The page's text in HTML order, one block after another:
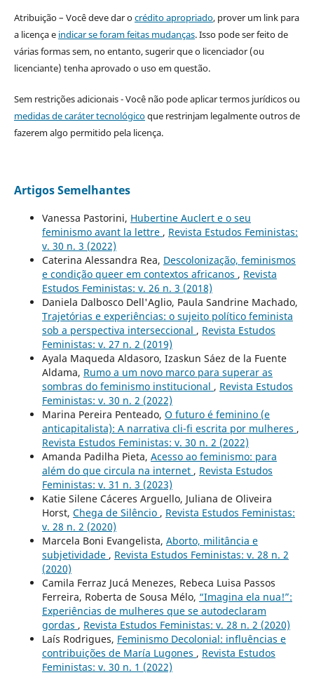
Atribuição – Você deve dar ocrédito apropriado, prover um link para
a licença e indicar se foram feitas mudanças. Isso pode ser feito de
várias formas sem, no entanto, sugerir que o licenciador (ou
licenciante) tenha aprovado o uso em questão.
Sem restrições adicionais - Você não pode aplicar termos jurídicos ou
medidas de caráter tecnológicoque restrinjam legalmente outros de
fazerem algo permitido pela licença.
Artigos Semelhantes
Vanessa Pastorini, Hubertine Auclert e o seu
feminismo avant la lettre , Revista Estudos Feministas:
v. 30 n. 3 (2022)
Caterina Alessandra Rea, Descolonização, feminismos
e condição queer em contextos africanos , Revista
Estudos Feministas: v. 26 n. 3 (2018)
Daniela Dalbosco Dell'Aglio, Paula Sandrine Machado,
Trajetórias e experiências: o sujeito político feminista
sob a perspectiva interseccional , Revista Estudos
Feministas: v. 27 n. 2 (2019)
Ayala Maqueda Aldasoro, Izaskun Sáez de la Fuente
Aldama, Rumo a um novo marco para superar as
sombras do feminismo institucional , Revista Estudos
Feministas: v. 30 n. 2 (2022)
Marina Pereira Penteado, O futuro é feminino (e
anticapitalista): A narrativa cli-fi escrita por mulheres ,
Revista Estudos Feministas: v. 30 n. 2 (2022)
Amanda Padilha Pieta, Acesso ao feminismo: para
além do que circula na internet , Revista Estudos
Feministas: v. 31 n. 3 (2023)
Katie Silene Cáceres Arguello, Juliana de Oliveira
Horst, Chega de Silêncio , Revista Estudos Feministas:
v. 28 n. 2 (2020)
Marcela Boni Evangelista, Aborto, militância e
subjetividade , Revista Estudos Feministas: v. 28 n. 2
(2020)
Camila Ferraz Jucá Menezes, Rebeca Luisa Passos
Ferreira, Roberta de Sousa Mélo, “Imagina ela nua!”:
Experiências de mulheres que se autodeclaram
gordas , Revista Estudos Feministas: v. 28 n. 2 (2020)
Laís Rodrigues, Feminismo Decolonial: influências e
contribuições de María Lugones , Revista Estudos
Feministas: v. 30 n. 1 (2022)